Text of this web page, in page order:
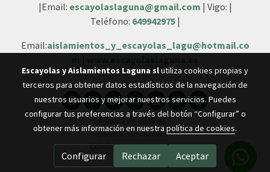
|Email: escayolaslaguna@gmail.com | Vigo: |
Teléfono: 649942975|
Email:aislamientos_y_escayolas_lagu@hotmail.co
Gestión de cookies
Condiciones de compra
Escayolas y Aislamientos Laguna slutiliza cookies propias y
terceros para obtener datos estadísticos de la navegación de
nuestros usuarios y mejorar nuestros servicios. Puedes
configurar tus preferencias a través del botón “Configurar” o
obtener más información en nuestra política de cookies.
Configurar Rechazar Aceptar